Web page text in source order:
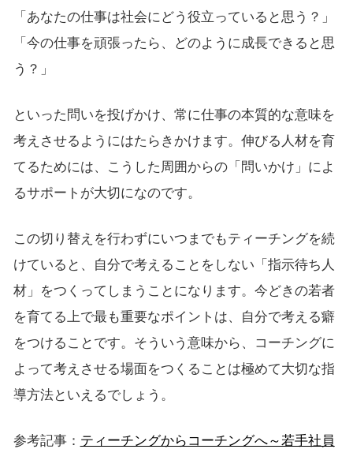
「あなたの仕事は社会にどう役立っていると思う？」
「今の仕事を頑張ったら、どのように成長できると思
う？」
といった問いを投げかけ、常に仕事の本質的な意味を
考えさせるようにはたらきかけます。伸びる人材を育
てるためには、こうした周囲からの「問いかけ」によ
るサポートが大切になのです。
この切り替えを行わずにいつまでもティーチングを続
けていると、自分で考えることをしない「指示待ち人
材」をつくってしまうことになります。今どきの若者
を育てる上で最も重要なポイントは、自分で考える癖
をつけることです。そういう意味から、コーチングに
よって考えさせる場面をつくることは極めて大切な指
導方法といえるでしょう。
参考記事： ティーチングからコーチングへ～若手社員